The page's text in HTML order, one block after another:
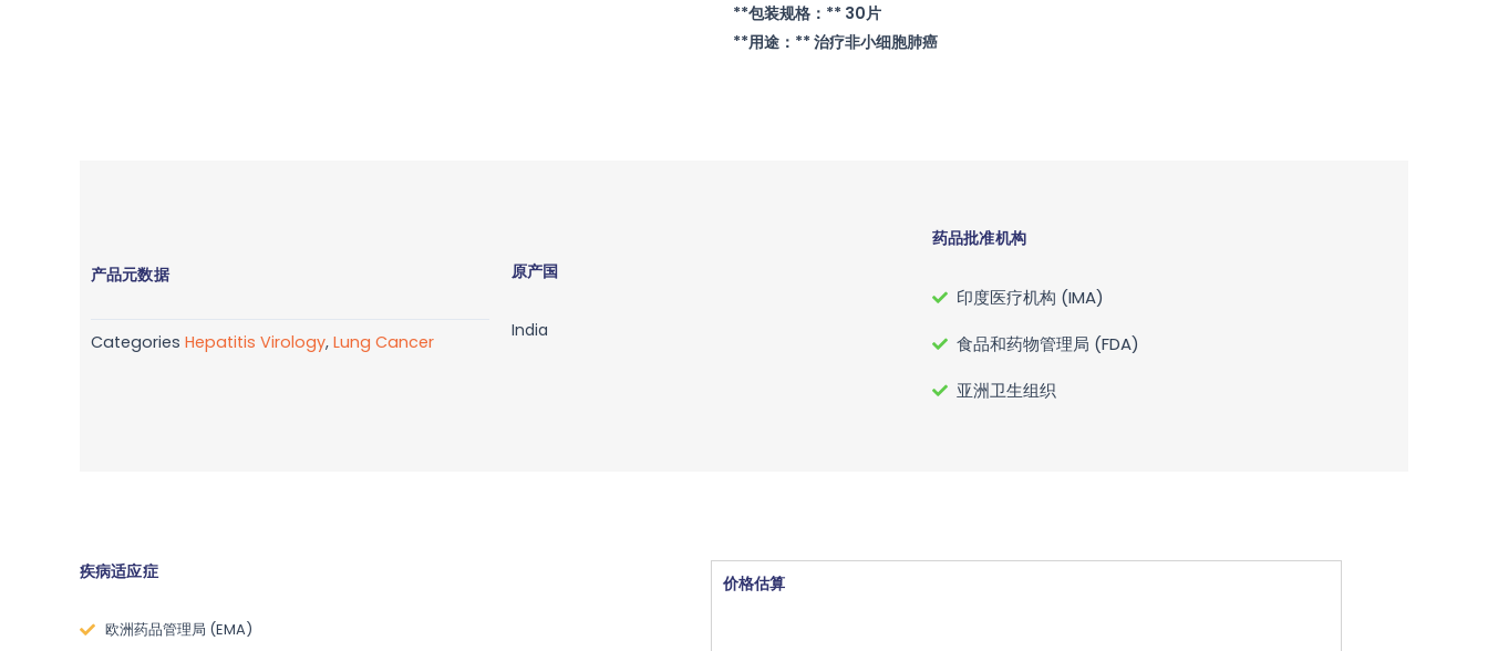
**包装规格：** 30片
**用途：** 治疗非小细胞肺癌
产品元数据
Categories Hepatitis Virology, Lung Cancer
原产国
India
药品批准机构
印度医疗机构 (IMA)
食品和药物管理局 (FDA)
亚洲卫生组织
疾病适应症
欧洲药品管理局 (EMA)
价格估算